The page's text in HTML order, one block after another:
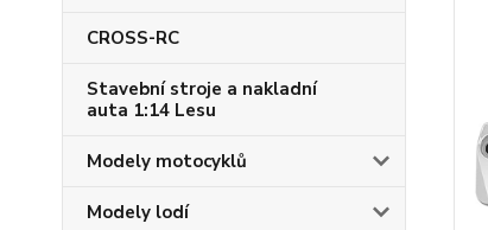
CROSS-RC
Stavební stroje a nakladní
auta 1:14 Lesu
Modely motocyklů
Modely lodí